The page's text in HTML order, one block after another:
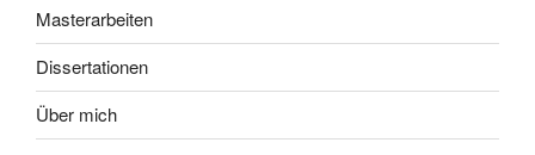
Masterarbeiten
Dissertationen
Über mich